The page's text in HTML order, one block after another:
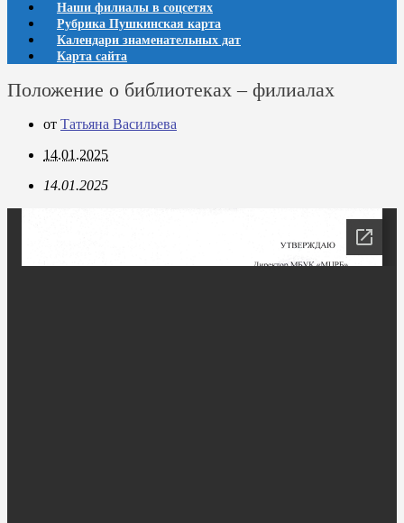
Наши филиалы в соцсетях
Рубрика Пушкинская карта
Календари знаменательных дат
Карта сайта
Положение о библиотеках – филиалах
от Татьяна Васильева
14.01.2025
14.01.2025